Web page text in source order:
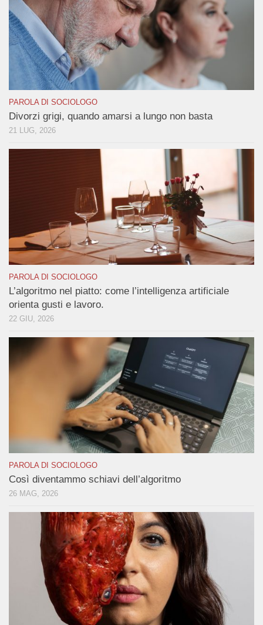
PAROLA DI SOCIOLOGO
Divorzi grigi, quando amarsi a lungo non basta
21 LUG, 2026
PAROLA DI SOCIOLOGO
L’algoritmo nel piatto: come l’intelligenza artificiale
orienta gusti e lavoro.
22 GIU, 2026
PAROLA DI SOCIOLOGO
Così diventammo schiavi dell’algoritmo
26 MAG, 2026